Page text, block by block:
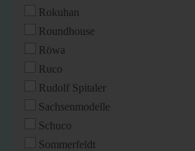
Rokuhan
Roundhouse
Röwa
Ruco
Rudolf Spitaler
Sachsenmodelle
Schuco
Sommerfeldt